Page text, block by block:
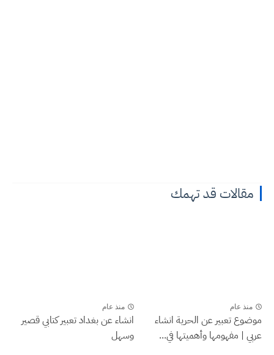
مقالات قد تهمك
منذ عام
موضوع تعبير عن الحرية انشاء
عربي | مفهومها وأهميتها في...
منذ عام
انشاء عن بغداد تعبير كتابي قصير
وسهل